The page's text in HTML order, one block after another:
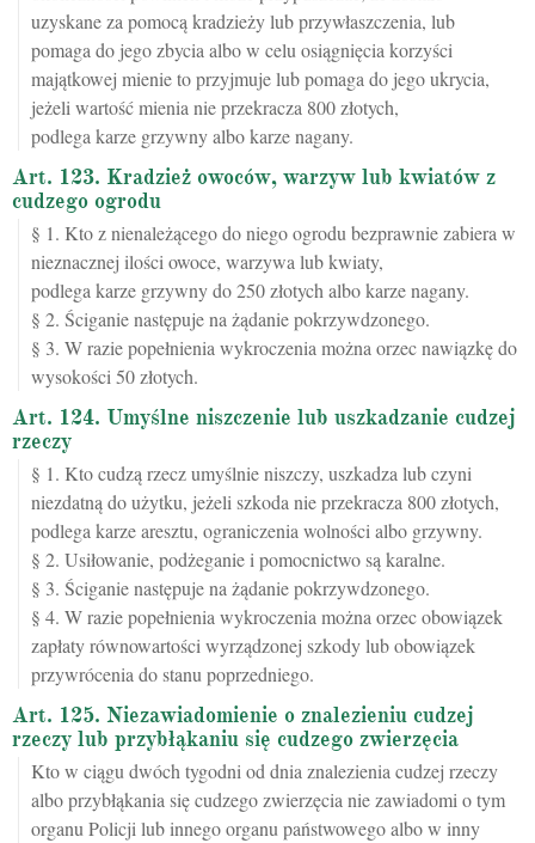
uzyskane za pomocą kradzieży lub przywłaszczenia, lub
pomaga do jego zbycia albo w celu osiągnięcia korzyści
majątkowej mienie to przyjmuje lub pomaga do jego ukrycia,
jeżeli wartość mienia nie przekracza 800 złotych,
podlega karze grzywny albo karze nagany.
Art. 123. Kradzież owoców, warzyw lub kwiatów z
cudzego ogrodu
§ 1. Kto z nienależącego do niego ogrodu bezprawnie zabiera w
nieznacznej ilości owoce, warzywa lub kwiaty,
podlega karze grzywny do 250 złotych albo karze nagany.
§ 2. Ściganie następuje na żądanie pokrzywdzonego.
§ 3. W razie popełnienia wykroczenia można orzec nawiązkę do
wysokości 50 złotych.
Art. 124. Umyślne niszczenie lub uszkadzanie cudzej
rzeczy
§ 1. Kto cudzą rzecz umyślnie niszczy, uszkadza lub czyni
niezdatną do użytku, jeżeli szkoda nie przekracza 800 złotych,
podlega karze aresztu, ograniczenia wolności albo grzywny.
§ 2. Usiłowanie, podżeganie i pomocnictwo są karalne.
§ 3. Ściganie następuje na żądanie pokrzywdzonego.
§ 4. W razie popełnienia wykroczenia można orzec obowiązek
zapłaty równowartości wyrządzonej szkody lub obowiązek
przywrócenia do stanu poprzedniego.
Art. 125. Niezawiadomienie o znalezieniu cudzej
rzeczy lub przybłąkaniu się cudzego zwierzęcia
Kto w ciągu dwóch tygodni od dnia znalezienia cudzej rzeczy
albo przybłąkania się cudzego zwierzęcia nie zawiadomi o tym
organu Policji lub innego organu państwowego albo w inny